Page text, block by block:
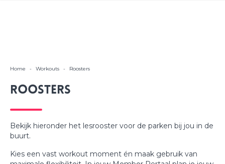
Home - Workouts - Roosters
Roosters
Bekijk hieronder het lesrooster voor de parken bij jou in de
buurt.
Kies een vast workout moment én maak gebruik van